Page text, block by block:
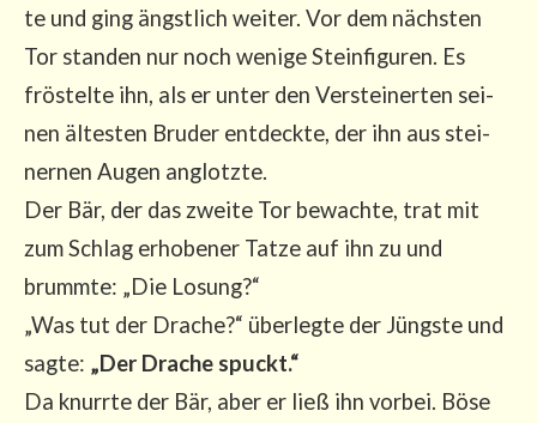
te und ging ängst­lich wei­ter. Vor dem nächs­ten
Tor stan­den nur noch weni­ge Stein­fi­gu­ren. Es
frös­tel­te ihn, als er unter den Ver­stei­ner­ten sei­
nen ältes­ten Bru­der ent­deck­te, der ihn aus stei­
ner­nen Augen anglotz­te.
Der Bär, der das zwei­te Tor bewach­te, trat mit
zum Schlag erho­be­ner Tat­ze auf ihn zu und
brumm­te: „Die Losung?“
„Was tut der Dra­che?“ über­leg­te der Jüngs­te und
sag­te: „Der Dra­che spuckt.“
Da knurr­te der Bär, aber er ließ ihn vor­bei. Böse